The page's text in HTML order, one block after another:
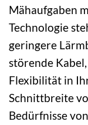
Mähaufgaben
Technologie
geringere
störende
Flexibilität in
Schnittbreite
Bedürfnisse